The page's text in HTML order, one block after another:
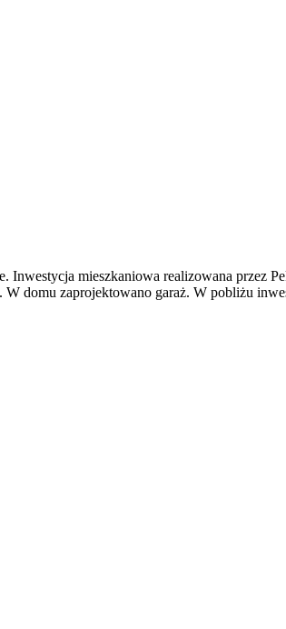
Inwestycja mieszkaniowa realizowana przez
W domu zaprojektowano garaż. W pobliżu